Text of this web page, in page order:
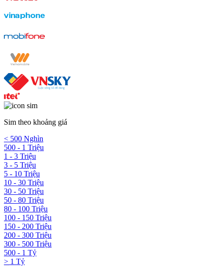
Sim theo khoảng giá
< 500 Nghìn
500 - 1 Triệu
1 - 3 Triệu
3 - 5 Triệu
5 - 10 Triệu
10 - 30 Triệu
30 - 50 Triệu
50 - 80 Triệu
80 - 100 Triệu
100 - 150 Triệu
150 - 200 Triệu
200 - 300 Triệu
300 - 500 Triệu
500 - 1 Tỷ
> 1 Tỷ